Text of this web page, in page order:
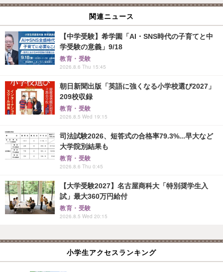
関連ニュース
【中学受験】希学園「AI・SNS時代の子育てと中
学受験の意義」9/18
教育・受験
2026.8.6 Thu 15:45
朝日新聞出版「英語に強くなる小学校選び2027」
209校収録
教育・受験
2026.8.5 Wed 19:15
司法試験2026、短答式の合格率79.3%...早大など
大学院別結果も
教育・受験
2026.8.6 Thu 0:45
【大学受験2027】名古屋商科大「特別奨学生入
試」最大360万円給付
教育・受験
2026.8.5 Wed 20:15
小学生アクセスランキング